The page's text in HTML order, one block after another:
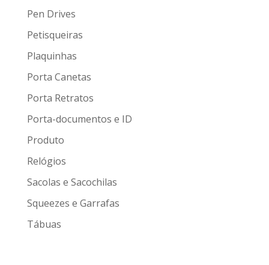
Pen Drives
Petisqueiras
Plaquinhas
Porta Canetas
Porta Retratos
Porta-documentos e ID
Produto
Relógios
Sacolas e Sacochilas
Squeezes e Garrafas
Tábuas